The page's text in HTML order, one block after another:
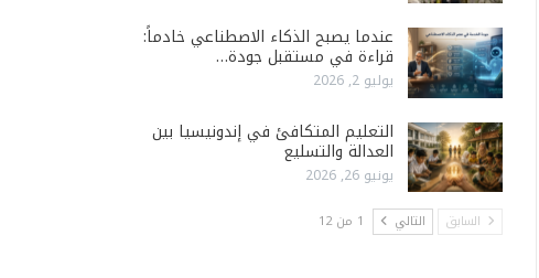
عندما يصبح الذكاء الاصطناعي خادماً:
قراءة في مستقبل جودة…
يوليو 2, 2026
التعليم المتكافئ في إندونيسيا بين
العدالة والتسليع
يونيو 26, 2026
السابق التالي 1 من 12